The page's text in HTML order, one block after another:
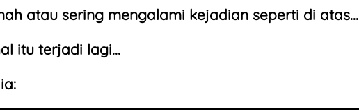
atau sering mengalami kejadian seperti di atas...
itu terjadi lagi...